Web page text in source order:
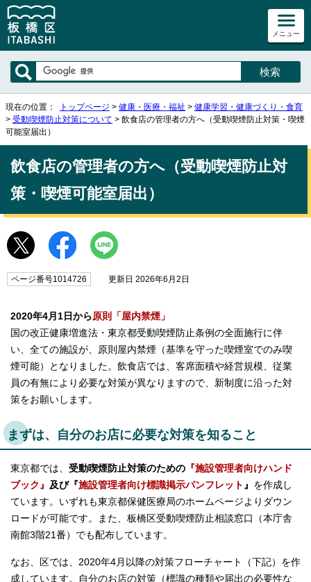
メニュー
現在の位置： トップページ > 健康・医療・福祉 > 健康学習・健康づくり・食育
> 受動喫煙防止対策について > 飲食店の管理者の方へ（受動喫煙防止対策・喫煙
可能室届出）
飲食店の管理者の方へ（受動喫煙防止対
策・喫煙可能室届出）
ページ番号1014726 更新日 2026年6月2日
2020年4月1日から原則「屋内禁煙」
国の改正健康増進法・東京都受動喫煙防止条例の全面施行に伴
い、全ての施設が、原則屋内禁煙（基準を守った喫煙室でのみ喫
煙可能）となりました。飲食店では、客席面積や経営規模、従業
員の有無により必要な対策が異なりますので、新制度に沿った対
策をお願いします。
まずは、自分のお店に必要な対策を知ること
東京都では、 受動喫煙防止対策のための 『施設管理者向けハンド
ブック』 及び『施設管理者向け標識掲示パンフレット 』 を作成し
ています。いずれも東京都保健医療局のホームページよりダウン
ロードが可能です。また、板橋区受動喫煙防止相談窓口（本庁舎
南館3階21番）でも配布しています。
なお、区では、2020年4月以降の対策フローチャート（下記）を作
成しています。自分のお店の対策（標識の種類や届出の必要性な